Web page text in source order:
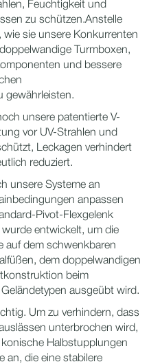
Feuchtigkeit und
zu schützen.Anstelle
sie unsere Konkurrenten
Turmboxen,
und bessere
gewährleisten.
unsere patentierte V-
vor UV-Strahlen und
Leckagen verhindert
reduziert.
unsere Systeme an
anpassen
Pivot-Flexgelenk
entwickelt, um die
auf dem schwenkbaren
dem doppelwandigen
beim
ausgeübt wird.
Um zu verhindern, dass
unterbrochen wird,
Halbstupplungen
an, die eine stabilere